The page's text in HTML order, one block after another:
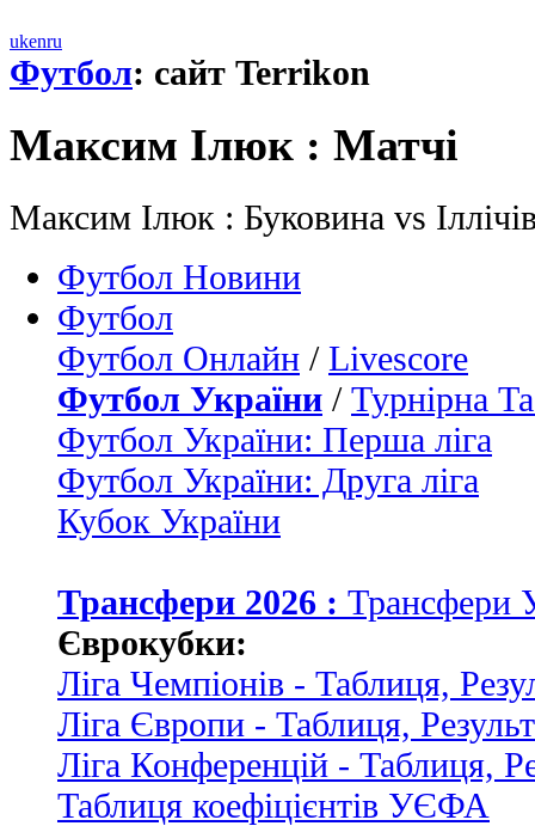
ukenru
Футбол: сайт Terrikon
Максим Iлюк : Матчi
Максим Iлюк : Буковина vs
Футбол Новини
Футбол
Футбол Онлайн / Livescore
Футбол України / Турнірна
Футбол України: Перша ліга
Футбол України: Друга ліга
Кубок України
Трансфери 2026 : Трансфери
Єврокубки:
Ліга Чемпіонів - Таблиця,
Ліга Європи - Таблиця,
Ліга Конференцій - Таблиця,
Таблиця коефіцієнтів УЄФА